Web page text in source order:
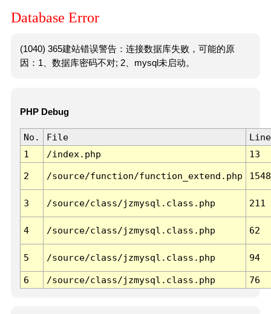
Database Error
(1040) 365建站错误警告：连接数据库失败，可能的原
因：1、数据库密码不对; 2、mysql未启动。
PHP Debug
No. File
Line
1
/index.php 13
2 /source/function/function_extend.php 1548
3 /source/class/jzmysql.class.php 211
4 /source/class/jzmysql.class.php 62
5 /source/class/jzmysql.class.php 94
6 /source/class/jzmysql.class.php 76